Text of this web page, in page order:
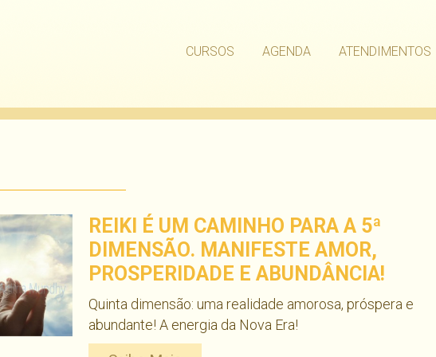
CURSOS AGENDA ATENDIMENTOS
REIKI É UM CAMINHO PARA A 5ª
DIMENSÃO. MANIFESTE AMOR,
PROSPERIDADE E ABUNDÂNCIA!
Quinta dimensão: uma realidade amorosa, próspera e
abundante! A energia da Nova Era!